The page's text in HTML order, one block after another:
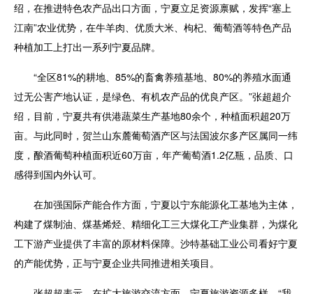
绍，在推进特色农产品出口方面，宁夏立足资源禀赋，发挥“塞上
江南”农业优势，在牛羊肉、优质大米、枸杞、葡萄酒等特色产品
种植加工上打出一系列宁夏品牌。
“全区81%的耕地、85%的畜禽养殖基地、80%的养殖水面通
过无公害产地认证，是绿色、有机农产品的优良产区。”张超超介
绍，目前，宁夏共有供港蔬菜生产基地80余个，种植面积超20万
亩。与此同时，贺兰山东麓葡萄酒产区与法国波尔多产区属同一纬
度，酿酒葡萄种植面积近60万亩，年产葡萄酒1.2亿瓶，品质、口
感得到国内外认可。
在加强国际产能合作方面，宁夏以宁东能源化工基地为主体，
构建了煤制油、煤基烯烃、精细化工三大煤化工产业集群，为煤化
工下游产业提供了丰富的原材料保障。沙特基础工业公司看好宁夏
的产能优势，正与宁夏企业共同推进相关项目。